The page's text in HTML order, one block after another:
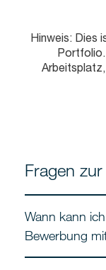
Hinweis: Dies
Fragen
Wann kann
Bewerbung